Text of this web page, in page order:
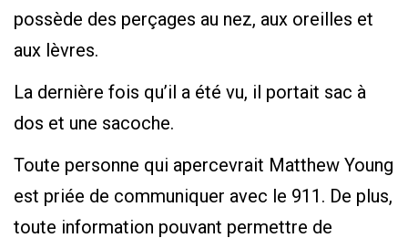
possède des perçages au nez, aux oreilles et
aux lèvres.
La dernière fois qu’il a été vu, il portait sac à
dos et une sacoche.
Toute personne qui apercevrait Matthew Young
est priée de communiquer avec le 911. De plus,
toute information pouvant permettre de